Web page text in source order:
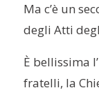
Ma c’è un
degli Atti
È bellissima
fratelli, la